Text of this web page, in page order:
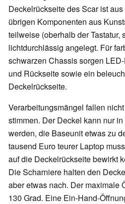
Deckelrückseite des Scar ist
übrigen Komponenten aus
teilweise (oberhalb der Tastatur,
lichtdurchlässig angelegt. Für
schwarzen Chassis sorgen
und Rückseite sowie ein
Deckelrückseite.
Verarbeitungsmängel fallen
stimmen. Der Deckel kann nur
werden, die Baseunit etwas zu
tausend Euro teurer Laptop
auf die Deckelrückseite bewirkt
Die Scharniere halten den
aber etwas nach. Der maximale
130 Grad. Eine Ein-Hand-